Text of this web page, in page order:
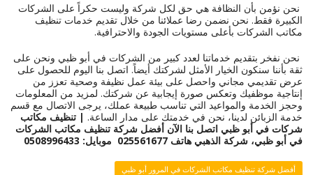
نحن نؤمن بأن النظافة هي حق لكل شركة وليست حكراً على الشركات
الكبيرة فقط. نحن نضمن رضا عملائنا من خلال تقديم خدمات تنظيف
مكاتب الشركات بأعلى مستويات الجودة والاحترافية.
نحن نفخر بتقديم خدماتنا لعدد كبير من الشركات في أبو ظبي ونحن على
ثقة بأننا سنكون الخيار الأمثل لشركتك أيضاً. اتصل بنا اليوم للحصول على
عرض تقديمي مجاني واحصل على بيئة عمل نظيفة وصحية تعزز من
إنتاجية موظفيك وتعكس صورة إيجابية عن شركتك. لمزيد من المعلومات
وحجز الخدمة والمواعيد التي تناسب طبيعة عملك، يرجى الاتصال مع قسم
خدمة الزبائن لدينا، نحن في خدمتك على مدار الساعة. | تنظيف مكاتب
شركات في أبو ظبي اتصل بنا الآن أفضل شركة تنظيف مكاتب الشركات
في أبو ظبي، شركة الذهبي هاتف 025561677 موبايل: 0508996433
أفضل شركة تنظيف مكاتب الشركات في المرور أبو ظبي